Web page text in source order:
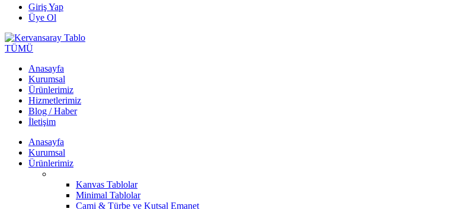
Giriş Yap
Üye Ol
TÜMÜ
Anasayfa
Kurumsal
Ürünlerimiz
Hizmetlerimiz
Blog / Haber
İletişim
Anasayfa
Kurumsal
Ürünlerimiz
Kanvas Tablolar
Minimal Tablolar
Cami & Türbe ve Kutsal Emanet